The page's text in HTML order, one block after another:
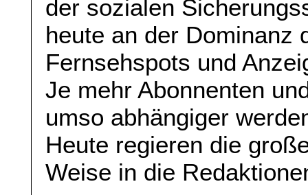
der sozialen
heute an der Dominanz
Fernsehspots und
Je mehr Abonnenten
umso abhängiger
Heute regieren die
Weise in die